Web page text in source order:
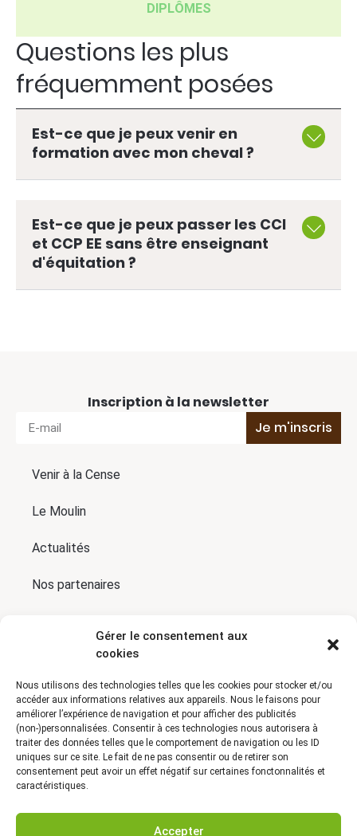
Gérer le consentement aux
cookies
Nous utilisons des technologies telles que les cookies pour stocker et/ou
accéder aux informations relatives aux appareils. Nous le faisons pour
améliorer l’expérience de navigation et pour afficher des publicités
(non-)personnalisées. Consentir à ces technologies nous autorisera à
traiter des données telles que le comportement de navigation ou les ID
uniques sur ce site. Le fait de ne pas consentir ou de retirer son
consentement peut avoir un effet négatif sur certaines fonctonnalités et
caractéristiques.
Accepter
DIPLÔMES
Questions les plus
fréquemment posées
Est-ce que je peux venir en
formation avec mon cheval ?
Est-ce que je peux passer les CCI
et CCP EE sans être enseignant
d'équitation ?
Inscription à la newsletter
Je m'inscris
Venir à la Cense
Le Moulin
Actualités
Nos partenaires
Conditions générales de vente
Cookies et données personnelles
Mentions légales
Contact